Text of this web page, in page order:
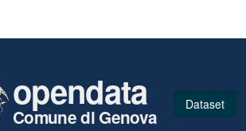
opendata
Comune di Genova
Dataset